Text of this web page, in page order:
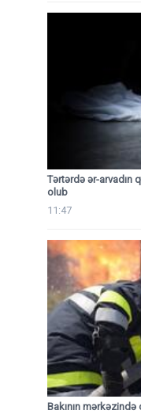
Tərtərdə ər-arvadın
olub
11:47
Bakının